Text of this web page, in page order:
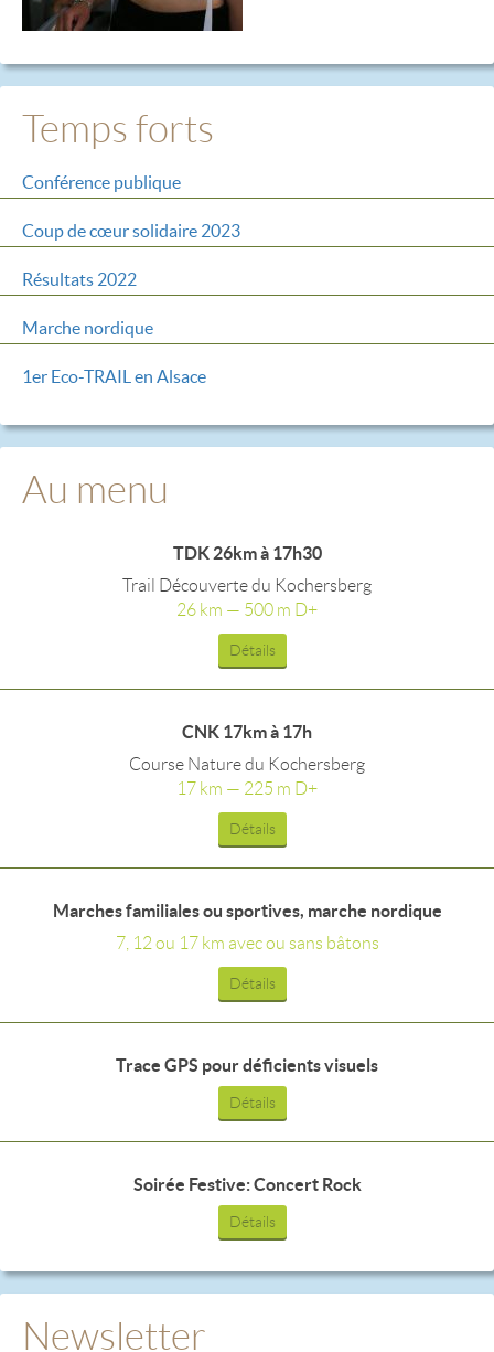
Temps forts
Conférence publique
Coup de cœur solidaire 2023
Résultats 2022
Marche nordique
1er Eco-TRAIL en Alsace
Au menu
TDK 26km à 17h30
Trail Découverte du Kochersberg
26 km — 500 m D+
Détails
CNK 17km à 17h
Course Nature du Kochersberg
17 km — 225 m D+
Détails
Marches familiales ou sportives, marche nordique
7, 12 ou 17 km avec ou sans bâtons
Détails
Trace GPS pour déficients visuels
Détails
Soirée Festive: Concert Rock
Détails
Newsletter